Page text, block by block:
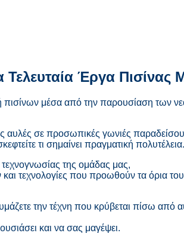
Τελευταία Έργα Πισίνας
πισίνων μέσα από την παρουσίαση των
αυλές σε προσωπικές γωνιές
τι σημαίνει πραγματική πολυτέλεια.
τεχνογνωσίας της ομάδας μας,
τεχνολογίες που προωθούν τα όρια
την τέχνη που κρύβεται πίσω από
και να σας μαγέψει.